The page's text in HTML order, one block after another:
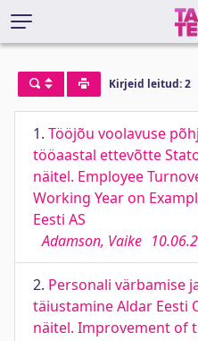
Kirjeid leitud: 2
1. Tööjõu voolavuse
tööaastal ettevõtte
näitel. Employee
Working Year on
Eesti AS
Adamson, Vaike
2. Personali värbamise
täiustamine Aldar Eesti
näitel. Improvement of